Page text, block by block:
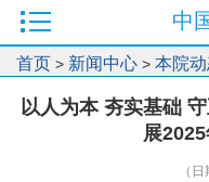
中
首页 > 新闻中心 > 本院
以人为本 夯实基础
展
（